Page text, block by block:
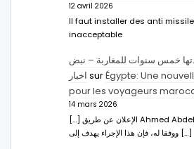
12 avril 2026
Il faut installer des anti
inacceptable
خمس سنوات للمغاربة – نبض
اخبار surÉgypte: Une
pour les voyageurs
14 mars 2026
[…] الإعلان عن طريق Ahmed Abdel-Latifسفير مصر بالرباط.
ووفقا له، فإن هذا الإجراء يهدف إلى […]